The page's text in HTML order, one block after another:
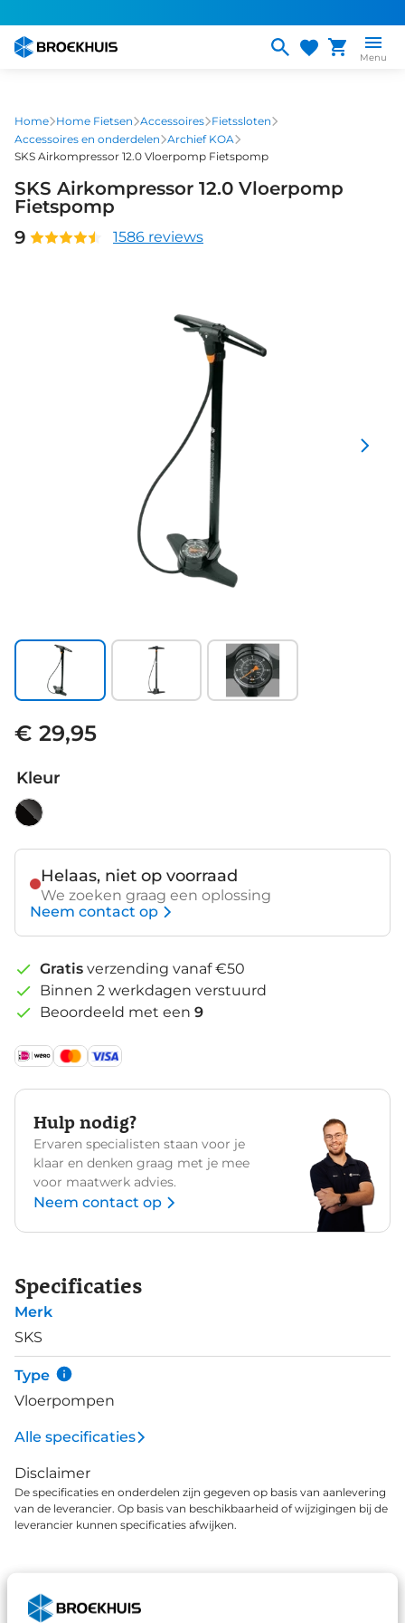
naar
gaan
Menu
Home Home Fietsen Accessoires Fietssloten
Accessoires en onderdelen Archief KOA
SKS Airkompressor 12.0 Vloerpomp Fietspomp
SKS Airkompressor 12.0 Vloerpomp
Fietspomp
9
1586 reviews
€ 29,95
Kleur
Helaas, niet op voorraad
We zoeken graag een oplossing
Neem contact op
Gratis verzending vanaf €50
Binnen 2 werkdagen verstuurd
Beoordeeld met een 9
Hulp nodig?
Ervaren specialisten staan voor je
klaar en denken graag met je mee
voor maatwerk advies.
Neem contact op
Specificaties
Merk
SKS
Type
Vloerpompen
Alle specificaties
Disclaimer
De specificaties en onderdelen zijn gegeven op basis van aanlevering
van de leverancier. Op basis van beschikbaarheid of wijzigingen bij de
leverancier kunnen specificaties afwijken.